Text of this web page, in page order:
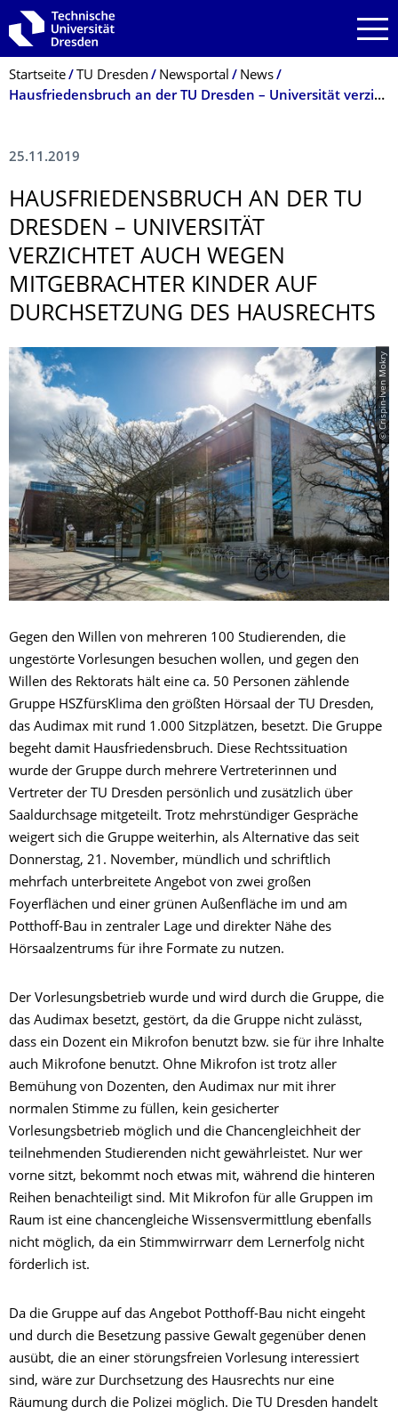
Zur Hauptnavigation springen
Zur Suche springen
Zum Inhalt springen
Breadcrumb-Menü
Startseite TU Dresden Newsportal
News
Hausfriedensbruch an der TU Dresden – Universität verzichtet auch wegen mitgebrachter Kinder auf Durchsetzung des Hausrechts
25.11.2019
HAUSFRIEDENS­BRUCH AN DER TU
DRESDEN – UNIVERSITÄT
VERZICHTET AUCH WEGEN
MITGEBRACHTER KINDER AUF
DURCHSETZUNG DES HAUSRECHTS
© Crispin-Iven Mokry
Gegen den Willen von mehreren 100 Studierenden, die
ungestörte Vorlesungen besuchen wollen, und gegen den
Willen des Rektorats hält eine ca. 50 Personen zählende
Gruppe HSZfürsKlima den größten Hörsaal der TU Dresden,
das Audimax mit rund 1.000 Sitzplätzen, besetzt. Die Gruppe
begeht damit Hausfriedensbruch. Diese Rechtssituation
wurde der Gruppe durch mehrere Vertreterinnen und
Vertreter der TU Dresden persönlich und zusätzlich über
Saaldurchsage mitgeteilt. Trotz mehrstündiger Gespräche
weigert sich die Gruppe weiterhin, als Alternative das seit
Donnerstag, 21. November, mündlich und schriftlich
mehrfach unterbreitete Angebot von zwei großen
Foyerflächen und einer grünen Außenfläche im und am
Potthoff-Bau in zentraler Lage und direkter Nähe des
Hörsaalzentrums für ihre Formate zu nutzen.
Der Vorlesungsbetrieb wurde und wird durch die Gruppe, die
das Audimax besetzt, gestört, da die Gruppe nicht zulässt,
dass ein Dozent ein Mikrofon benutzt bzw. sie für ihre Inhalte
auch Mikrofone benutzt. Ohne Mikrofon ist trotz aller
Bemühung von Dozenten, den Audimax nur mit ihrer
normalen Stimme zu füllen, kein gesicherter
Vorlesungsbetrieb möglich und die Chancengleichheit der
teilnehmenden Studierenden nicht gewährleistet. Nur wer
vorne sitzt, bekommt noch etwas mit, während die hinteren
Reihen benachteiligt sind. Mit Mikrofon für alle Gruppen im
Raum ist eine chancengleiche Wissensvermittlung ebenfalls
nicht möglich, da ein Stimmwirrwarr dem Lernerfolg nicht
förderlich ist.
Da die Gruppe auf das Angebot Potthoff-Bau nicht eingeht
und durch die Besetzung passive Gewalt gegenüber denen
ausübt, die an einer störungsfreien Vorlesung interessiert
sind, wäre zur Durchsetzung des Hausrechts nur eine
Räumung durch die Polizei möglich. Die TU Dresden handelt